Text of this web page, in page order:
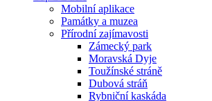
Mobilní aplikace
Památky a muzea
Přírodní zajímavosti
Zámecký park
Moravská Dyje
Toužínské stráně
Dubová stráň
Rybniční kaskáda